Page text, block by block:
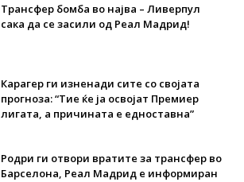
Трансфер бомба во најва – Ливерпул
сака да се засили од Реал Мадрид!
Карагер ги изненади сите со својата
прогноза: “Тие ќе ја освојат Премиер
лигата, а причината е едноставна”
Родри ги отвори вратите за трансфер во
Барселона, Реал Мадрид е информиран